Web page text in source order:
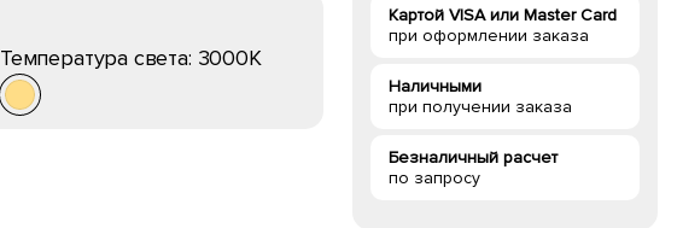
Температура света: 3000K
Картой VISA или Master Card
при оформлении заказа
Наличными
при получении заказа
Безналичный расчет
по запросу